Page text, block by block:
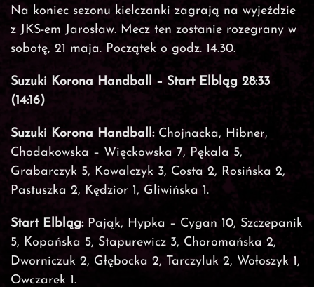
Na koniec sezonu kielczanki zagrają na wyjeździe
z JKS-em Jarosław. Mecz ten zostanie rozegrany w
sobotę, 21 maja. Początek o godz. 14.30.
Suzuki Korona Handball – Start Elbląg 28:33
(14:16)
Suzuki Korona Handball:Chojnacka, Hibner,
Chodakowska – Więckowska 7, Pękala 5,
Grabarczyk 5, Kowalczyk 3, Costa 2, Rosińska 2,
Pastuszka 2, Kędzior 1, Gliwińska 1.
Start Elbląg:Pająk, Hypka – Cygan 10, Szczepanik
5, Kopańska 5, Stapurewicz 3, Choromańska 2,
Dworniczuk 2, Głębocka 2, Tarczyluk 2, Wołoszyk 1,
Owczarek 1.